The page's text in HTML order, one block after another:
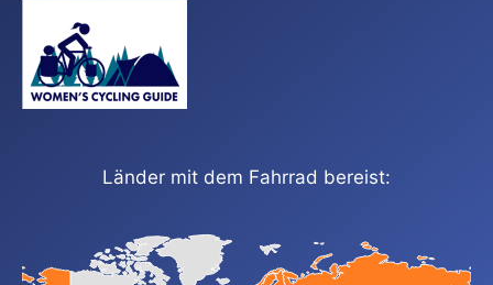
Länder mit dem Fahrrad bereist: